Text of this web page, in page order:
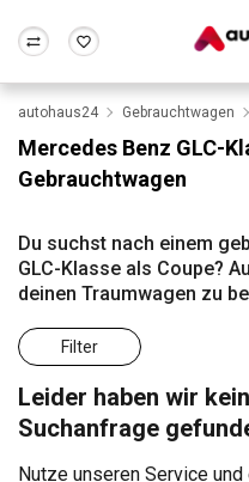
Wir bewerten dein Auto
Alle
Rund um
autohaus24 Gebrauchtwagen
Mercedes Benz GLC-
Gebrauchtwagen
Du suchst nach einem
GLC-Klasse als Coupe?
deinen Traumwagen zu
Filter
Leider haben wir
Suchanfrage
Nutze unseren Service